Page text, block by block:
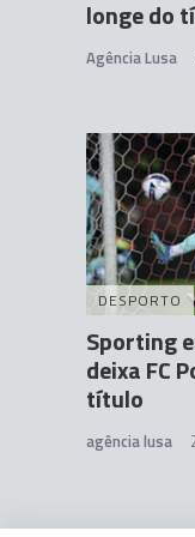
longe do
Agência Lusa
DESPORTO
Sporting
deixa FC
título
agência lusa